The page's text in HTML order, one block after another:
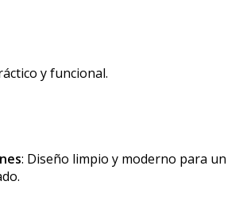
y funcional.
: Diseño limpio y moderno para un